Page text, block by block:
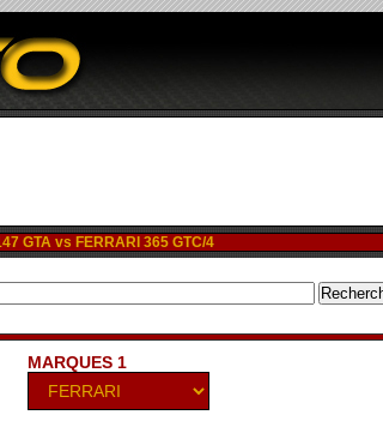
GTA vs FERRARI 365 GTC/4
MARQUES 1